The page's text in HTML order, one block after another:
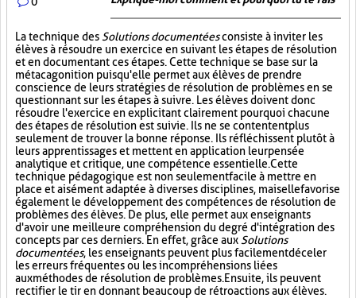
La technique des Solutions documentéesconsiste à inviter les
élèves à résoudre un exercice en suivant les étapes de résolution
et en documentant ces étapes. Cette technique se base sur la
métacagonition puisqu'elle permet aux élèves de prendre
conscience de leurs stratégies de résolution de problèmes en se
questionnant sur les étapes à suivre. Les élèves doivent donc
résoudre l'exercice en explicitant clairement pourquoi chacune
des étapes de résolution est suivie. Ils ne se contentent plus
seulement de trouver la bonne réponse. Ils réfléchissent plutôt à
leurs apprentissages et mettent en application leur pensée
analytique et critique, une compétence essentielle. Cette
technique pédagogique est non seulement facile à mettre en
place et aisément adaptée à diverses disciplines, mais elle favorise
également le développement des compétences de résolution de
problèmes des élèves. De plus, elle permet aux enseignants
d'avoir une meilleure compréhension du degré d'intégration des
concepts par ces derniers. En effet, grâce aux Solutions
documentées, les enseignants peuvent plus facilement déceler
les erreurs fréquentes ou les incompréhensions liées
aux méthodes de résolution de problèmes. Ensuite, ils peuvent
rectifier le tir en donnant beaucoup de rétroactions aux élèves.